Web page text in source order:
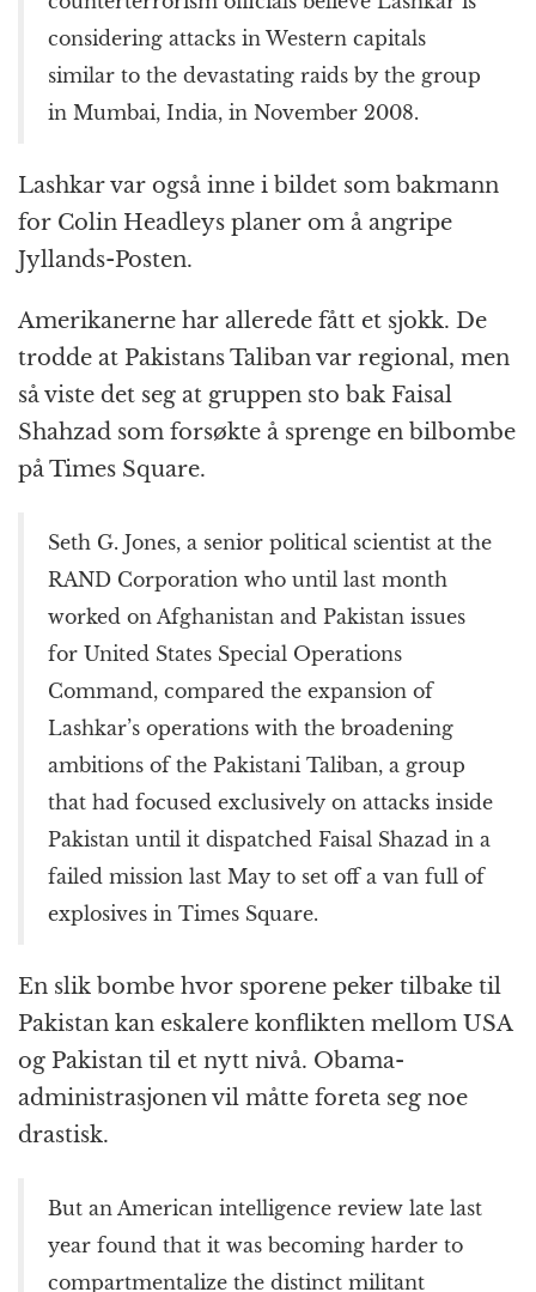
considering attacks in Western capitals
similar to the devastating raids by the group
in Mumbai, India, in November 2008.
Lashkar var også inne i bildet som bakmann
for Colin Headleys planer om å angripe
Jyllands-Posten.
Amerikanerne har allerede fått et sjokk. De
trodde at Pakistans Taliban var regional, men
så viste det seg at gruppen sto bak Faisal
Shahzad som forsøkte å sprenge en bilbombe
på Times Square.
Seth G. Jones, a senior political scientist at the
RAND Corporation who until last month
worked on Afghanistan and Pakistan issues
for United States Special Operations
Command, compared the expansion of
Lashkar’s operations with the broadening
ambitions of the Pakistani Taliban, a group
that had focused exclusively on attacks inside
Pakistan until it dispatched Faisal Shazad in a
failed mission last May to set off a van full of
explosives in Times Square.
En slik bombe hvor sporene peker tilbake til
Pakistan kan eskalere konflikten mellom USA
og Pakistan til et nytt nivå. Obama-
administrasjonen vil måtte foreta seg noe
drastisk.
But an American intelligence review late last
year found that it was becoming harder to
compartmentalize the distinct militant